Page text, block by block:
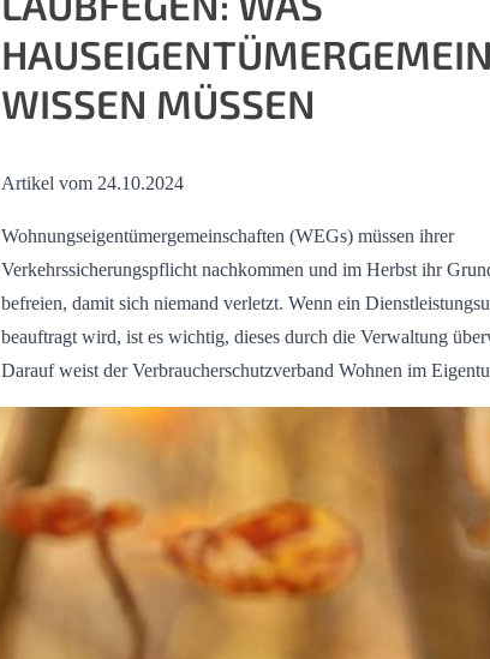
WISSEN MÜSSEN
Artikel vom 24.10.2024
Wohnungseigentümergemeinschaften (WEGs) müssen ihrer
Verkehrssicherungspflicht nachkommen und im Herbst ihr
befreien, damit sich niemand verletzt. Wenn ein
beauftragt wird, ist es wichtig, dieses durch die Verwaltung
Darauf weist der Verbraucherschutzverband Wohnen im